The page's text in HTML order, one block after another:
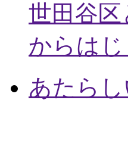
世田谷
からは
あたら